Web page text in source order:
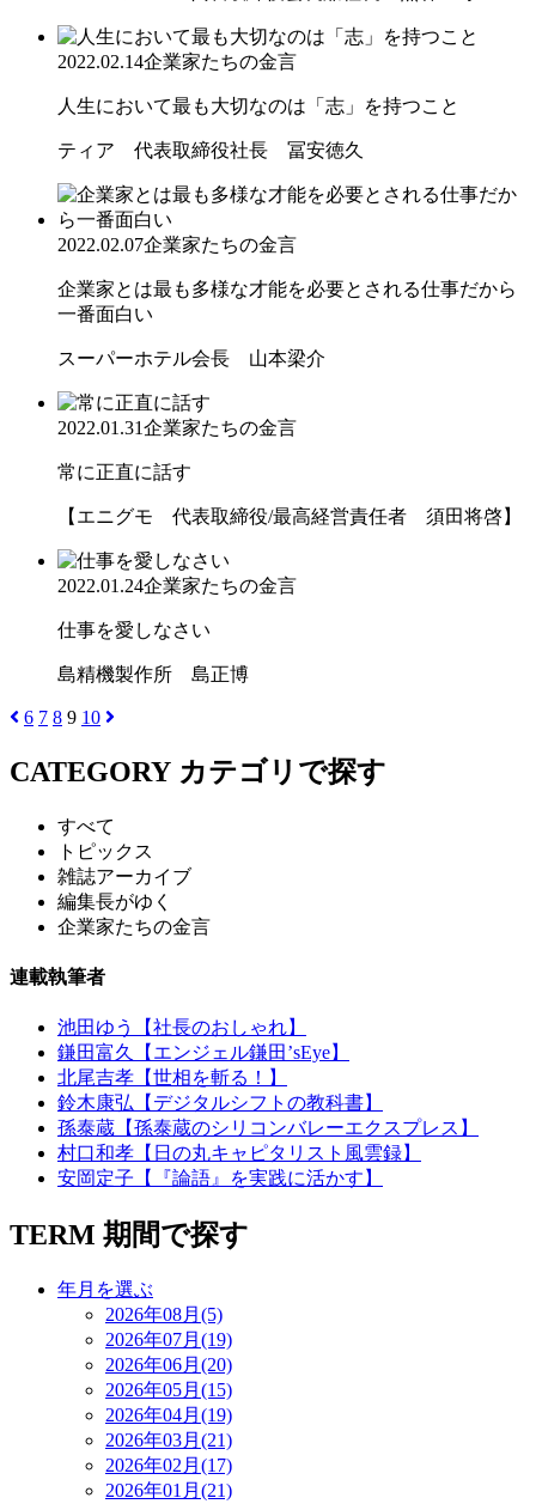
2022.02.14企業家たちの金言
人生において最も大切なのは「志」を持つこと
ティア 代表取締役社長 冨安徳久
2022.02.07企業家たちの金言
企業家とは最も多様な才能を必要とされる仕事だから
一番面白い
スーパーホテル会長 山本梁介
2022.01.31企業家たちの金言
常に正直に話す
【エニグモ 代表取締役/最高経営責任者 須田将啓】
2022.01.24企業家たちの金言
仕事を愛しなさい
島精機製作所 島正博
6 7 8 9 10
CATEGORY カテゴリで探す
すべて
トピックス
雑誌アーカイブ
編集長がゆく
企業家たちの金言
連載執筆者
池田ゆう【社長のおしゃれ】
鎌田富久【エンジェル鎌田’sEye】
北尾吉孝【世相を斬る！】
鈴木康弘【デジタルシフトの教科書】
孫泰蔵【孫泰蔵のシリコンバレーエクスプレス】
村口和孝【日の丸キャピタリスト風雲録】
安岡定子【『論語』を実践に活かす】
TERM 期間で探す
年月を選ぶ
2026年08月(5)
2026年07月(19)
2026年06月(20)
2026年05月(15)
2026年04月(19)
2026年03月(21)
2026年02月(17)
2026年01月(21)